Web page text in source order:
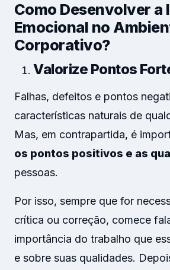
Como Desenvolver a
Emocional no
Corporativo?
Valorize Pontos
Falhas, defeitos e pontos
características naturais de
Mas, em contrapartida, é
os pontos positivos e as
pessoas.
Por isso, sempre que for
crítica ou correção, comece
importância do trabalho que
e sobre suas qualidades.